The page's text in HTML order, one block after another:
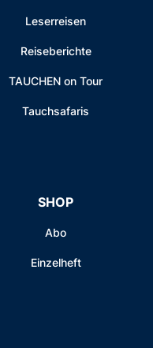
Leserreisen
Reiseberichte
TAUCHEN on Tour
Tauchsafaris
SHOP
Abo
Einzelheft